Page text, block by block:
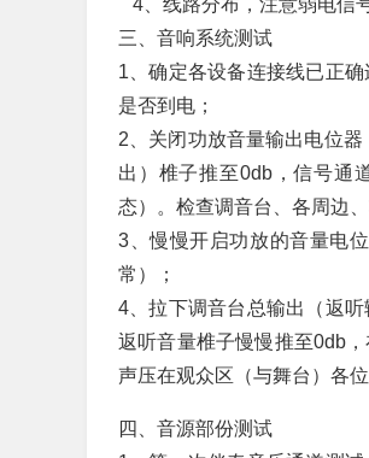
4、线路分布，注意弱电信
三、音响系统测试
1、确定各设备连接线已正
是否到电；
2、关闭功放音量输出电位
出）椎子推至0db，信号通
态）。检查调音台、各周边
3、慢慢开启功放的音量电
常）；
4、拉下调音台总输出（返
返听音量椎子慢慢推至0db
声压在观众区（与舞台）各位
四、音源部份测试